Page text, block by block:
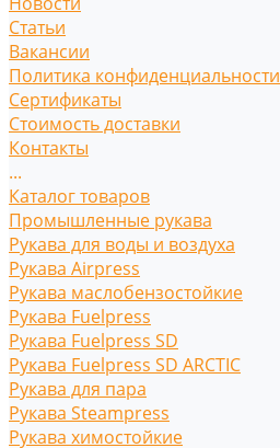
Статьи
Вакансии
Политика конфиденциальности
Сертификаты
Стоимость доставки
Контакты
...
Каталог товаров
Промышленные рукава
Рукава для воды и воздуха
Рукава Airpress
Рукава маслобензостойкие
Рукава Fuelpress
Рукава Fuelpress SD
Рукава Fuelpress SD ARCTIC
Рукава для пара
Рукава Steampress
Рукава химостойкие